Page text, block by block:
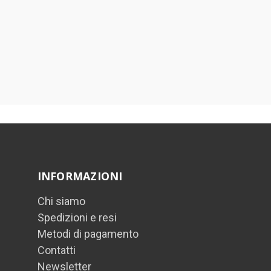
INFORMAZIONI
Chi siamo
Spedizioni e resi
Metodi di pagamento
Contatti
Newsletter